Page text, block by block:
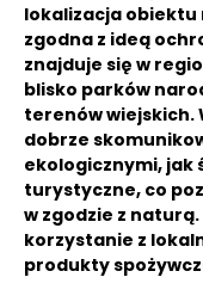
lokalizacja obiektu
zgodna z ideą
znajduje się w
blisko parków
terenów wiejskich.
dobrze
ekologicznymi, jak
turystyczne, co
w zgodzie z
korzystanie z
produkty